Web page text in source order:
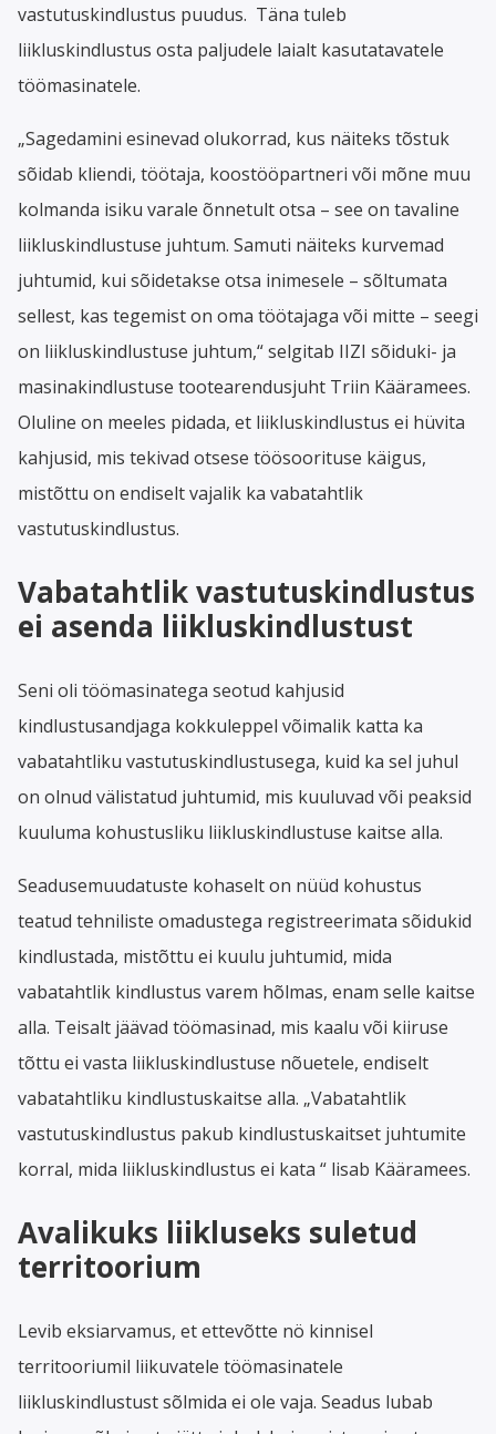
vastutuskindlustus puudus. Täna tuleb
liikluskindlustus osta paljudele laialt kasutatavatele
töömasinatele.
„Sagedamini esinevad olukorrad, kus näiteks tõstuk
sõidab kliendi, töötaja, koostööpartneri või mõne muu
kolmanda isiku varale õnnetult otsa – see on tavaline
liikluskindlustuse juhtum. Samuti näiteks kurvemad
juhtumid, kui sõidetakse otsa inimesele – sõltumata
sellest, kas tegemist on oma töötajaga või mitte – seegi
on liikluskindlustuse juhtum,“ selgitab IIZI sõiduki- ja
masinakindlustuse tootearendusjuht Triin Kääramees.
Oluline on meeles pidada, et liikluskindlustus ei hüvita
kahjusid, mis tekivad otsese töösoorituse käigus,
mistõttu on endiselt vajalik ka vabatahtlik
vastutuskindlustus.
Vabatahtlik vastutuskindlustus
ei asenda liikluskindlustust
Seni oli töömasinatega seotud kahjusid
kindlustusandjaga kokkuleppel võimalik katta ka
vabatahtliku vastutuskindlustusega, kuid ka sel juhul
on olnud välistatud juhtumid, mis kuuluvad või peaksid
kuuluma kohustusliku liikluskindlustuse kaitse alla.
Seadusemuudatuste kohaselt on nüüd kohustus
teatud tehniliste omadustega registreerimata sõidukid
kindlustada, mistõttu ei kuulu juhtumid, mida
vabatahtlik kindlustus varem hõlmas, enam selle kaitse
alla. Teisalt jäävad töömasinad, mis kaalu või kiiruse
tõttu ei vasta liikluskindlustuse nõuetele, endiselt
vabatahtliku kindlustuskaitse alla. „Vabatahtlik
vastutuskindlustus pakub kindlustuskaitset juhtumite
korral, mida liikluskindlustus ei kata “ lisab Kääramees.
Avalikuks liikluseks suletud
territoorium
Levib eksiarvamus, et ettevõtte nö kinnisel
territooriumil liikuvatele töömasinatele
liikluskindlustust sõlmida ei ole vaja. Seadus lubab